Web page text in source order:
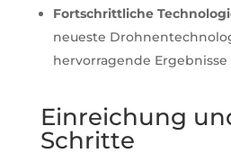
Fortschrittliche
neueste
hervorragende Ergebnisse
Einreichung
Schritte